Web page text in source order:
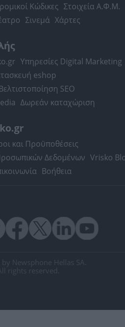
Κώδικες Στοιχεία Α.Φ.Μ.
Σινεμά Χάρτες
Υπηρεσίες Digital Marketing
eshop
Βελτιστοποίηση SEO
Δωρεάν καταχώριση
και Προϋποθέσεις
Δεδομένων Vrisko
Βοήθεια
Newsphone Hellas SA.
rights reserved.